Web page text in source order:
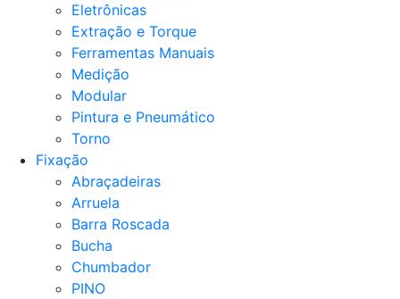
Eletrônicas
Extração e Torque
Ferramentas Manuais
Medição
Modular
Pintura e Pneumático
Torno
Fixação
Abraçadeiras
Arruela
Barra Roscada
Bucha
Chumbador
PINO